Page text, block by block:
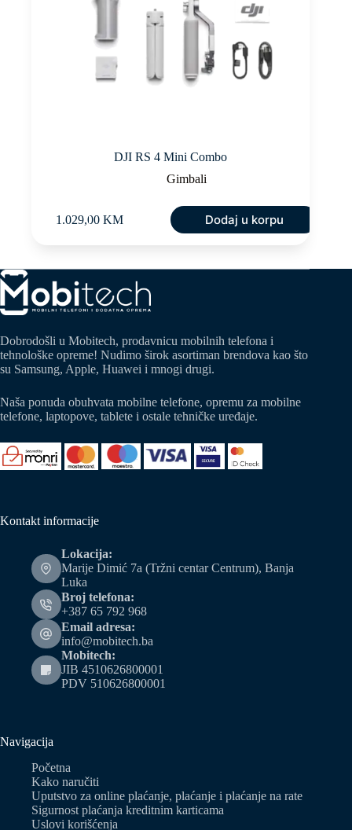
DJI RS 4 Mini Combo
Gimbali
1.029,00 KM Dodaj u korpu
Dobrodošli u Mobitech, prodavnicu mobilnih telefona i
tehnološke opreme! Nudimo širok asortiman brendova kao što
su Samsung, Apple, Huawei i mnogi drugi.
Naša ponuda obuhvata mobilne telefone, opremu za mobilne
telefone, laptopove, tablete i ostale tehničke uređaje.
Kontakt informacije
Lokacija:
Marije Dimić 7a (Tržni centar Centrum), Banja
Luka
Broj telefona:
+387 65 792 968
Email adresa:
info@mobitech.ba
Mobitech:
JIB 4510626800001
PDV 510626800001
Navigacija
Početna
Kako naručiti
Uputstvo za online plaćanje, plaćanje i plaćanje na rate
Sigurnost plaćanja kreditnim karticama
Uslovi korišćenja